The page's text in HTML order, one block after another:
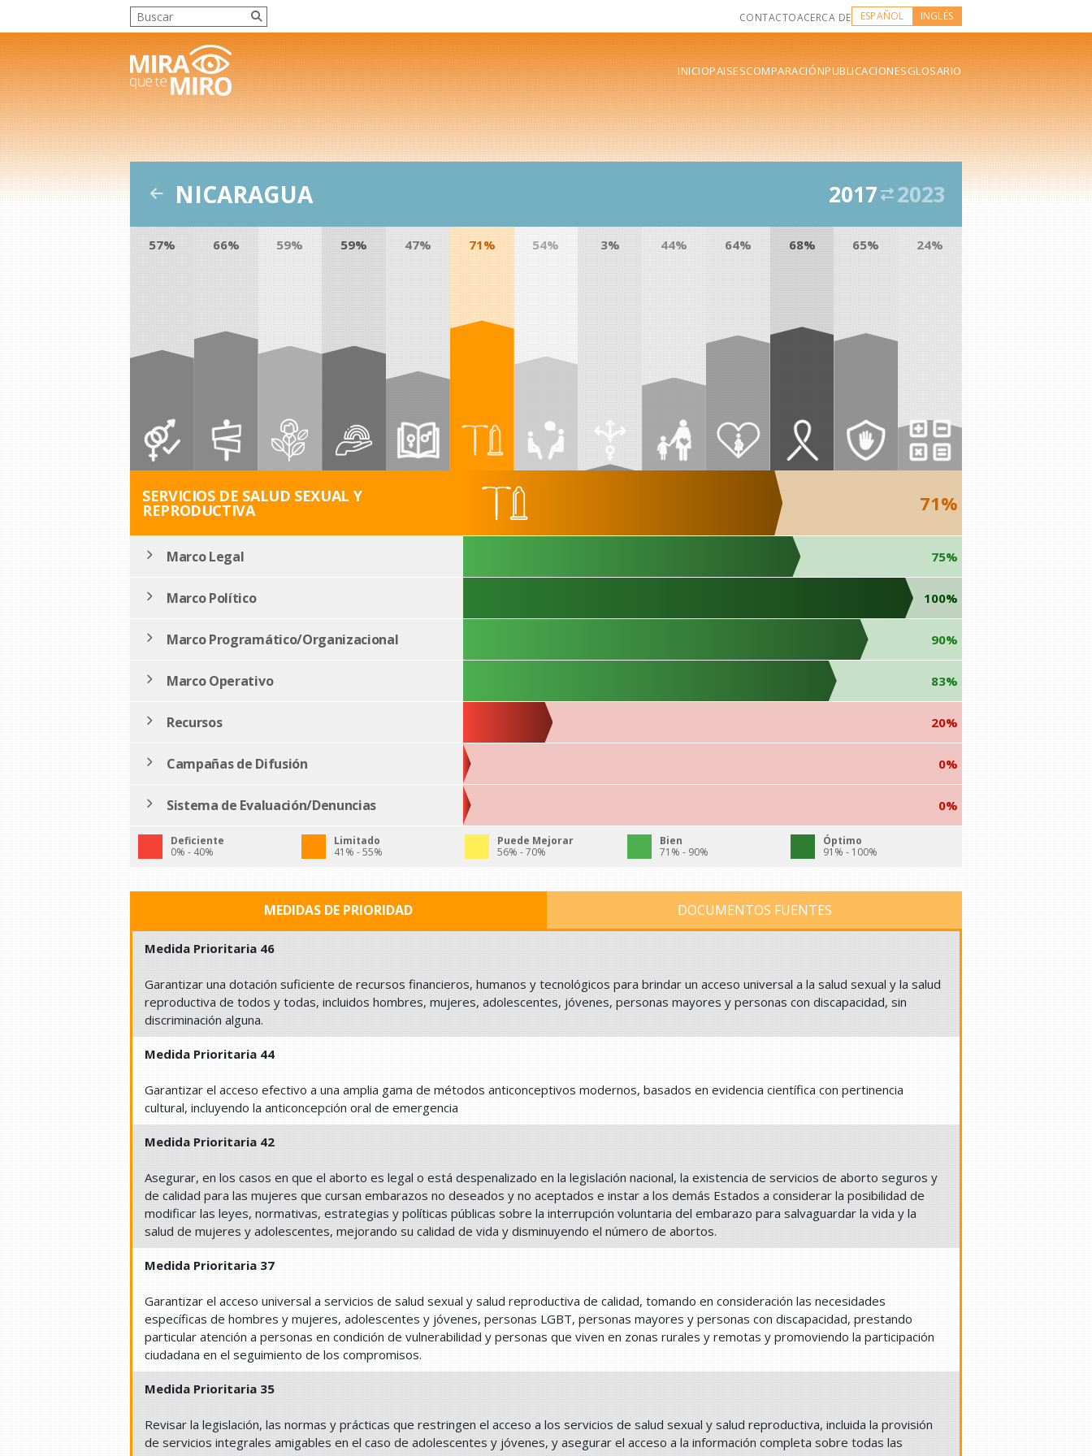
CONTACTOACERCA DE ESPAÑOL INGLÉS
INICIOPAISESCOMPARACIÓNPUBLICACIONESGLOSARIO
NICARAGUA 2017 2023
57% 66% 59% 59% 47% 71% 54% 3% 44% 64% 68% 65% 24%
SERVICIOS DE SALUD SEXUAL Y
REPRODUCTIVA 71%
Marco Legal 75%
Marco Político 100%
Marco Programático/Organizacional 90%
Marco Operativo 83%
Recursos 20%
Campañas de Difusión 0%
Sistema de Evaluación/Denuncias 0%
Deficiente
0% - 40%
Limitado
41% - 55%
Puede Mejorar
56% - 70%
Bien
71% - 90%
Óptimo
91% - 100%
MEDIDAS DE PRIORIDAD DOCUMENTOS FUENTES
Medida Prioritaria 46
Garantizar una dotación suficiente de recursos financieros, humanos y tecnológicos para brindar un acceso universal a la salud sexual y la salud
reproductiva de todos y todas, incluidos hombres, mujeres, adolescentes, jóvenes, personas mayores y personas con discapacidad, sin
discriminación alguna.
Medida Prioritaria 44
Garantizar el acceso efectivo a una amplia gama de métodos anticonceptivos modernos, basados en evidencia científica con pertinencia
cultural, incluyendo la anticoncepción oral de emergencia
Medida Prioritaria 42
Asegurar, en los casos en que el aborto es legal o está despenalizado en la legislación nacional, la existencia de servicios de aborto seguros y
de calidad para las mujeres que cursan embarazos no deseados y no aceptados e instar a los demás Estados a considerar la posibilidad de
modificar las leyes, normativas, estrategias y políticas públicas sobre la interrupción voluntaria del embarazo para salvaguardar la vida y la
salud de mujeres y adolescentes, mejorando su calidad de vida y disminuyendo el número de abortos.
Medida Prioritaria 37
Garantizar el acceso universal a servicios de salud sexual y salud reproductiva de calidad, tomando en consideración las necesidades
específicas de hombres y mujeres, adolescentes y jóvenes, personas LGBT, personas mayores y personas con discapacidad, prestando
particular atención a personas en condición de vulnerabilidad y personas que viven en zonas rurales y remotas y promoviendo la participación
ciudadana en el seguimiento de los compromisos.
Medida Prioritaria 35
Revisar la legislación, las normas y prácticas que restringen el acceso a los servicios de salud sexual y salud reproductiva, incluida la provisión
de servicios integrales amigables en el caso de adolescentes y jóvenes, y asegurar el acceso a la información completa sobre todas las